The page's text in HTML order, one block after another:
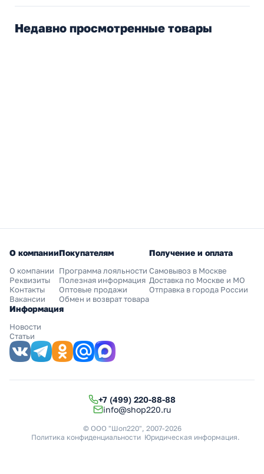
Недавно просмотренные товары
О компании
О компании
Реквизиты
Контакты
Вакансии
Покупателям
Программа лояльности
Полезная информация
Оптовые продажи
Обмен и возврат товара
Получение и оплата
Самовывоз в Москве
Доставка по Москве и МО
Отправка в города России
Информация
Новости
Статьи
+7 (499) 220-88-88
info@shop220.ru
© ООО "Шоп220", 2007-2026
Политика конфиденциальности Юридическая информация.